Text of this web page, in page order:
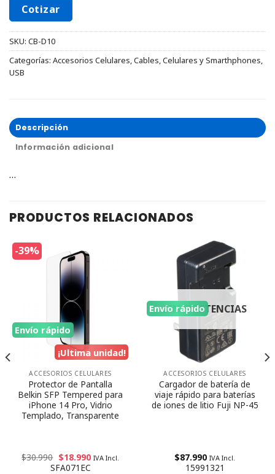
Cotizar
SKU: CB-D10
Categorías: Accesorios Celulares,Cables,Celulares y Smarthphones,
USB
Descripción
Información adicional
…
PRODUCTOS RELACIONADOS
-39%
¡Ultima unidad!
Envío rápido
ACCESORIOS CELULARES
Protector de Pantalla
Belkin SFP Tempered para
iPhone 14 Pro, Vidrio
Templado, Transparente
$30.990 $18.990 IVA Incl.
SFA071EC
Envío rápido
SIN EXISTENCIAS
ACCESORIOS CELULARES
Cargador de batería de
viaje rápido para baterías
de iones de litio Fuji NP-45
$87.990 IVA Incl.
15991321